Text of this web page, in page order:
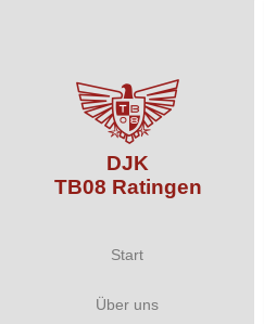
DJK
TB08 Ratingen
Über uns
Start